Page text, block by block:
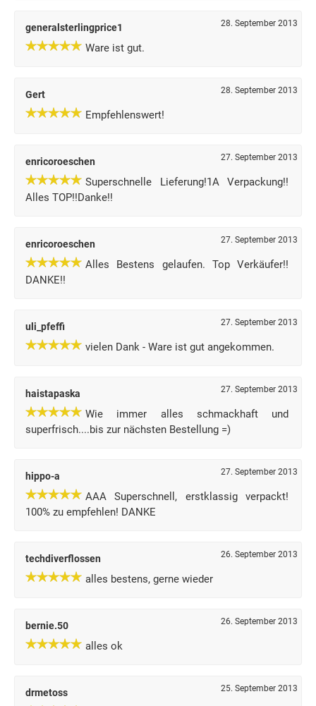
generalsterlingprice1 28. September 2013
Ware ist gut.
Gert 28. September 2013
Empfehlenswert!
enricoroeschen 27. September 2013
Superschnelle Lieferung!1A Verpackung!!
Alles TOP!!Danke!!
enricoroeschen 27. September 2013
Alles Bestens gelaufen. Top Verkäufer!!
DANKE!!
uli_pfeffi 27. September 2013
vielen Dank - Ware ist gut angekommen.
haistapaska 27. September 2013
Wie immer alles schmackhaft und
superfrisch....bis zur nächsten Bestellung =)
hippo-a 27. September 2013
AAA Superschnell, erstklassig verpackt!
100% zu empfehlen! DANKE
techdiverflossen 26. September 2013
alles bestens, gerne wieder
bernie.50 26. September 2013
alles ok
drmetoss 25. September 2013